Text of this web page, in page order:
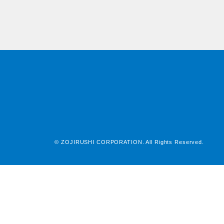
© ZOJIRUSHI CORPORATION. All Rights Reserved.